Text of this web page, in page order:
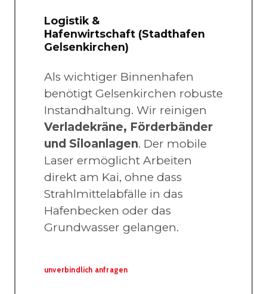
Logistik &
Hafenwirtschaft (Stadthafen
Gelsenkirchen)
Als wichtiger Binnenhafen
benötigt Gelsenkirchen robuste
Instandhaltung. Wir reinigen
Verladekräne, Förderbänder
und Siloanlagen. Der mobile
Laser ermöglicht Arbeiten
direkt am Kai, ohne dass
Strahlmittelabfälle in das
Hafenbecken oder das
Grundwasser gelangen.
unverbindlich anfragen